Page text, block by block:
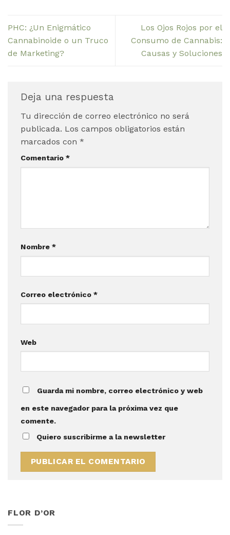
PHC: ¿Un Enigmático
Cannabinoide o un Truco
de Marketing?
Los Ojos Rojos por el
Consumo de Cannabis:
Causas y Soluciones
Deja una respuesta
Tu dirección de correo electrónico no será
publicada. Los campos obligatorios están
marcados con *
Comentario *
Nombre *
Correo electrónico *
Web
Guarda mi nombre, correo electrónico y web
en este navegador para la próxima vez que
comente.
Quiero suscribirme a la newsletter
FLOR D’OR